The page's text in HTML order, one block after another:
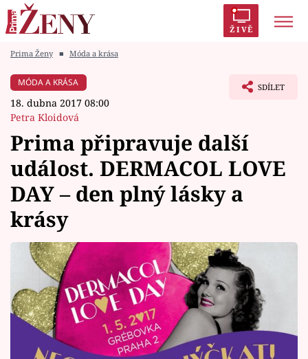
ŽIVĚ
Módní alarm
Témata
Celebrity
Vztahy
Seriály
Horoskopy
Sledujte prima+
Prima Ženy ■ Móda a krása
MÓDA A KRÁSA
18. dubna 2017 08:00
Petra Kloidová
SDÍLET
Prima připravuje další
událost. DERMACOL LOVE
DAY – den plný lásky a
krásy